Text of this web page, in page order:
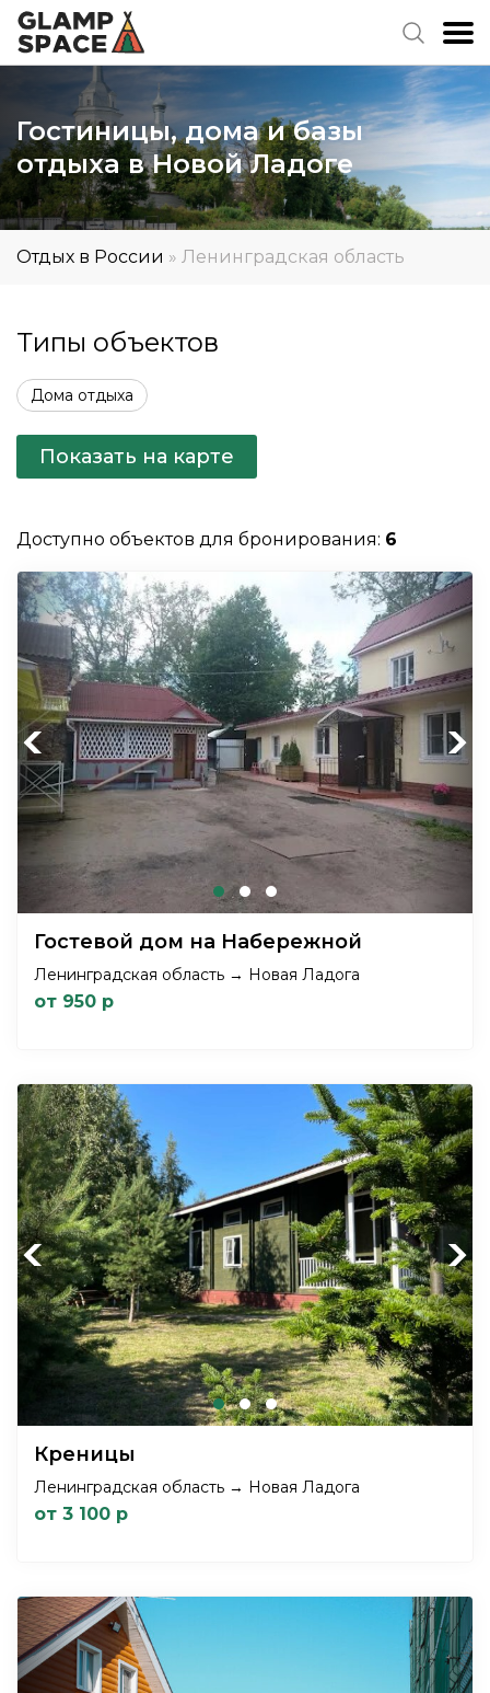
Гостиницы, дома и базы
отдыха в Новой Ладоге
Отдых в России » Ленинградская область
Типы объектов
Дома отдыха
Показать на карте
Доступно объектов для бронирования: 6
Previous Next
Гостевой дом на Набережной
Ленинградская область → Новая Ладога
от 950 р
Previous Next
Креницы
Ленинградская область → Новая Ладога
от 3 100 р